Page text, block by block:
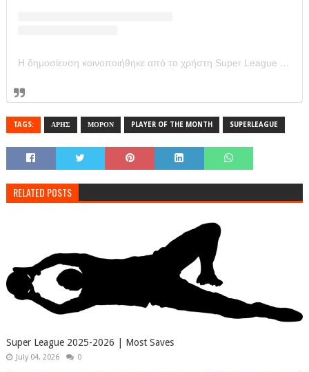
Η δημοσίευση κοινοποιήθηκε από το χρήστη Super League Greece (@super_league_gr)
TAGS: ΑΡΗΣ ΜΟΡΟΝ PLAYER OF THE MONTH SUPERLEAGUE
RELATED POSTS
Super League 2025-2026 | Most Saves
July 04, 2026 0